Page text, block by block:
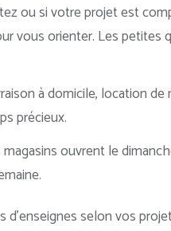
ou si votre projet est
vous orienter. Les petites
à domicile, location
précieux.
ouvrent le
selon vos